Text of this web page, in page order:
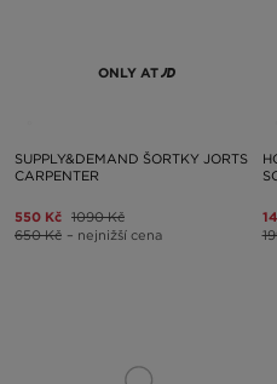
ONLY AT
SUPPLY&DEMAND ŠORTKY JORTS
CARPENTER
550 Kč 1090 Kč
650 Kč – nejnižší cena